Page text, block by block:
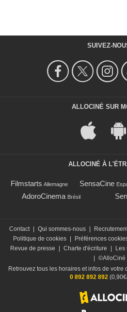
SUIVEZ-
ALLOCINÉ SUR
ALLOCINÉ À
Filmstarts Allemagne SensaCine
AdoroCinema Brésil
Contact Qui sommes-nous
Politique de cookies
Préférences
Revue de presse
Charte d'écriture Les
©AlloCiné
Retrouvez tous les horaires et infos de
0 892 892 892